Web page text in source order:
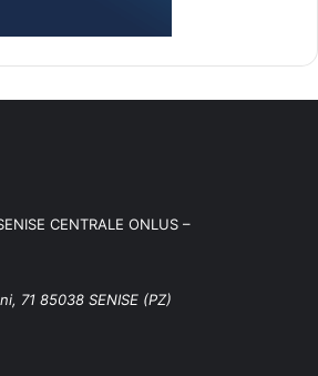
CENTRALE ONLUS –
71 85038 SENISE (PZ)